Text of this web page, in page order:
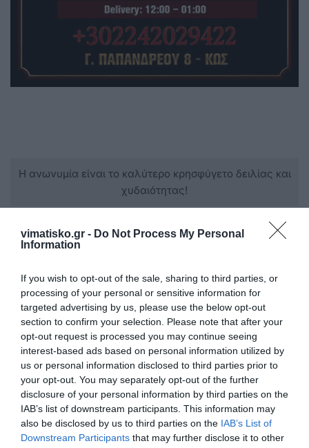
vimatisko.gr - Do Not Process My Personal
Information
If you wish to opt-out of the sale, sharing to third parties, or
processing of your personal or sensitive information for
targeted advertising by us, please use the below opt-out
section to confirm your selection. Please note that after your
opt-out request is processed you may continue seeing
interest-based ads based on personal information utilized by
us or personal information disclosed to third parties prior to
your opt-out. You may separately opt-out of the further
disclosure of your personal information by third parties on the
IAB’s list of downstream participants. This information may
also be disclosed by us to third parties on the IAB’s List of
Downstream Participants that may further disclose it to other
Η ανωνυμία είναι το καλύτερο κρησφύγετο δειλίας και
χυδαιότητας!
Σχόλια 0
Πρόσθεσε ένα σχόλιο
ΟΝΟΜΑ
ΤΙΤΛΟΣ
ΣΧΟΛΙΟ